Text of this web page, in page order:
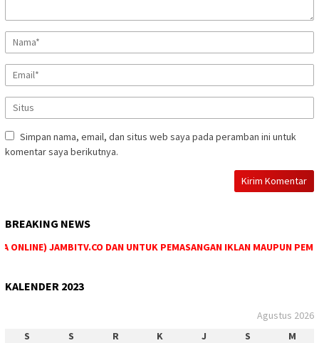
Simpan nama, email, dan situs web saya pada peramban ini untuk
komentar saya berikutnya.
BREAKING NEWS
JAMBITV.CO DAN UNTUK PEMASANGAN IKLAN MAUPUN
KALENDER 2023
Agustus 2026
S
S R K J S
M